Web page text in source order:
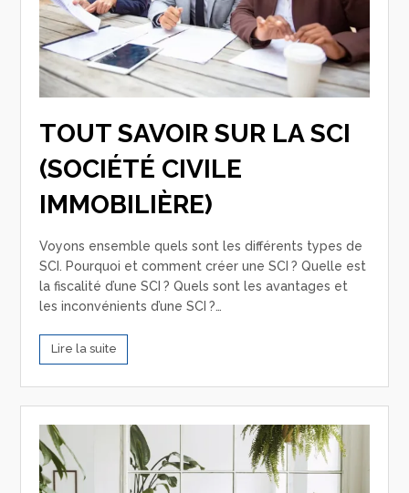
TOUT SAVOIR SUR LA SCI
(SOCIÉTÉ CIVILE
IMMOBILIÈRE)
Voyons ensemble quels sont les différents types de
SCI. Pourquoi et comment créer une SCI ? Quelle est
la fiscalité d’une SCI ? Quels sont les avantages et
les inconvénients d’une SCI ?…
Lire la suite